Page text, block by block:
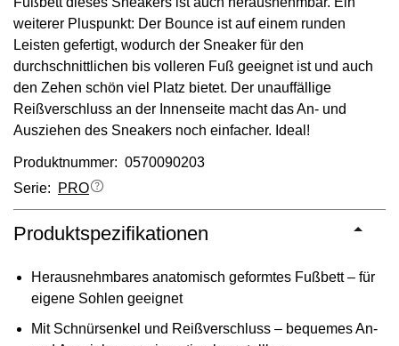
weiterer Pluspunkt: Der Bounce ist auf einem runden
Leisten gefertigt, wodurch der Sneaker für den
durchschnittlichen bis volleren Fuß geeignet ist und auch
den Zehen schön viel Platz bietet. Der unauffällige
Reißverschluss an der Innenseite macht das An- und
Ausziehen des Sneakers noch einfacher. Ideal!
Produktnummer: 0570090203
Serie:
PRO
Produktspezifikationen
Herausnehmbares anatomisch geformtes Fußbett – für
eigene Sohlen geeignet
Mit Schnürsenkel und Reißverschluss – bequemes An-